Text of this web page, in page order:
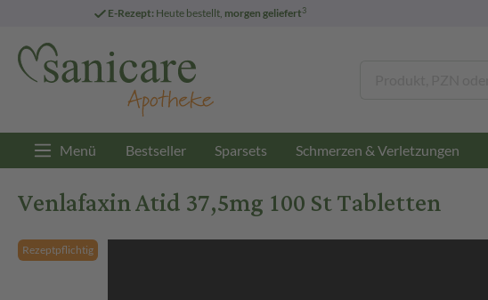
E-Rezept: Heute bestellt, morgen geliefert3
Menü Bestseller Sparsets Schmerzen & Verletzungen
Venlafaxin Atid 37,5mg 100 St Tabletten
Rezeptpflichtig